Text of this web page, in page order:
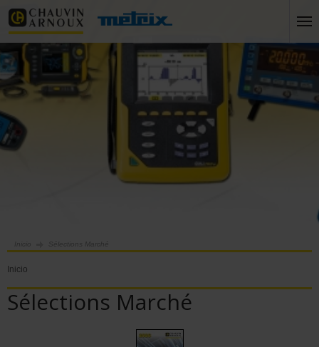
Inicio Sélections Marché
Inicio
Sélections Marché